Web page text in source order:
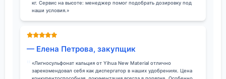
кг. Сервис на высоте: менеджер помог подобрать дозировку под
наши условия.»
— Елена Петрова, закупщик
«Лигносульфонат кальция от Yihua New Material отлично
зарекомендовал себя как диспергатор в наших удобрениях. Цена